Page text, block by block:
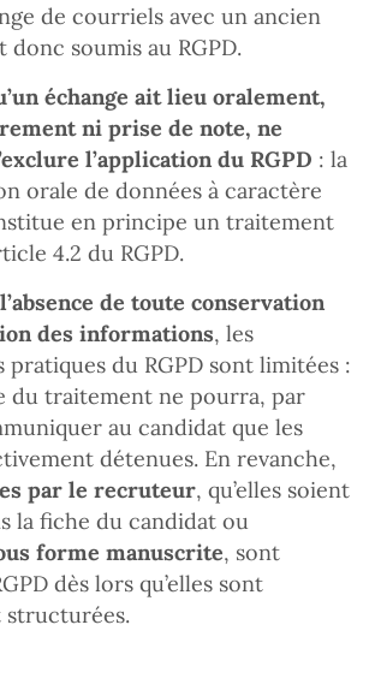
de courriels avec un ancien
soumis au RGPD.
échange ait lieu oralement,
ni prise de note, ne
l’application du RGPD : la
orale de données à caractère
en principe un traitement
4.2 du RGPD.
de toute conservation
des informations, les
pratiques du RGPD sont limitées :
du traitement ne pourra, par
au candidat que les
détenues. En revanche,
par le recruteur, qu’elles soient
la fiche du candidat ou
forme manuscrite, sont
dès lors qu’elles sont
structurées.